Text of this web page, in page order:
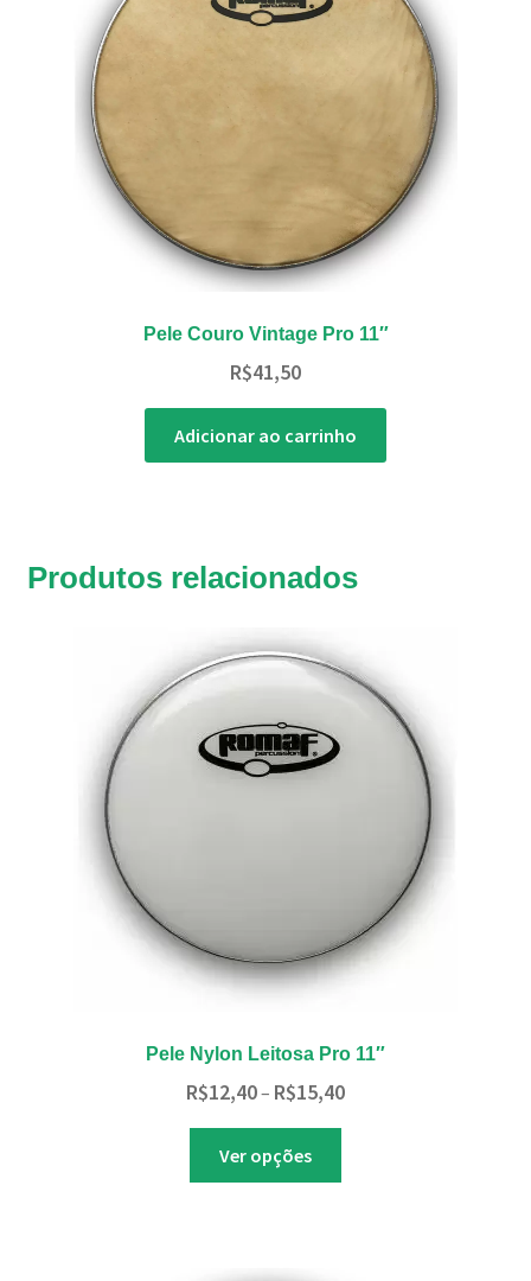
Pele Couro Vintage Pro 11″
R$41,50
Adicionar ao carrinho
Produtos relacionados
Pele Nylon Leitosa Pro 11″
R$12,40– R$15,40Faixa
Ver opções